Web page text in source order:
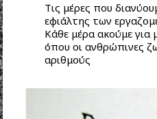
Tις μέρες που
εφιάλτης των
Κάθε μέρα ακούμε για
όπου οι ανθρώπινες
αριθμούς